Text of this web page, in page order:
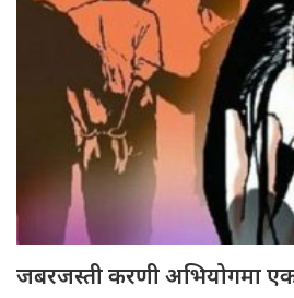
जबरजस्ती करणी अभियोगमा